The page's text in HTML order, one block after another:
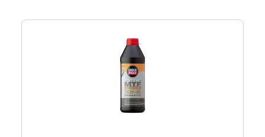
Getriebeöl 75W-80 Produktauswahl